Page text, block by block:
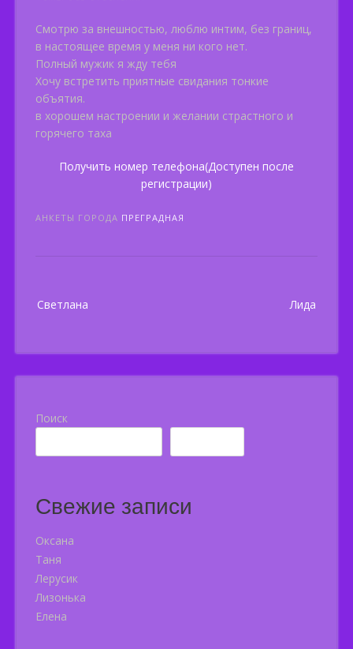
Смотрю за внешностью, люблю интим, без границ,
в настоящее время у меня ни кого нет.
Полный мужик я жду тебя
Хочу встретить приятные свидания тонкие
объятия.
в хорошем настроении и желании страстного и
горячего таха
Получить номер телефона(Доступен после
регистрации)
АНКЕТЫ ГОРОДА ПРЕГРАДНАЯ
navigation
Светлана Лида
Поиск
Свежие записи
Оксана
Таня
Лерусик
Лизонька
Елена